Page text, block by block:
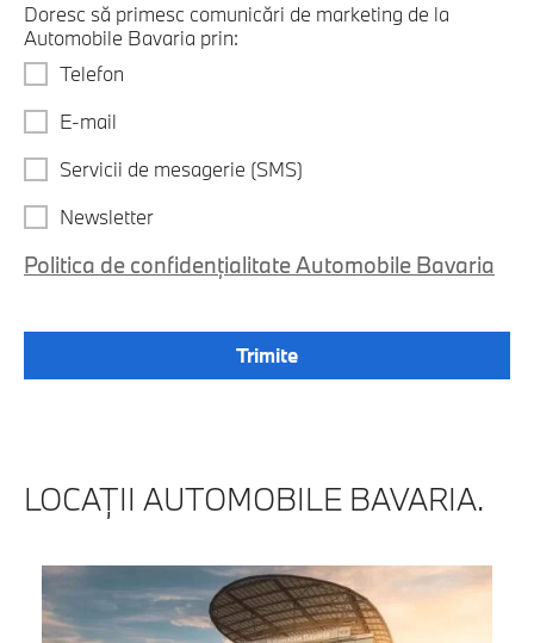
Doresc să primesc comunicări de marketing de la
Automobile Bavaria prin:
Telefon
E-mail
Servicii de mesagerie (SMS)
Newsletter
Politica de confidențialitate Automobile Bavaria
LOCAŢII AUTOMOBILE BAVARIA.